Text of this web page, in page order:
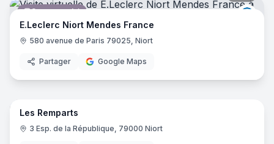
Supermarché
E.Leclerc Niort Mendes France
580 avenue de Paris 79025, Niort
Partager Google Maps
Restaurant
9
Les Remparts
3 Esp. de la République, 79000 Niort